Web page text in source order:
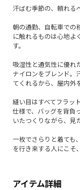
アイテム詳細
汗ばむ季節の、頼れる
朝の通勤、自転車での
に触れるものは心地よ
す。
吸湿性と通気性に優れ
ナイロンをブレンド。
てくれるから、屋内外
縫い目はすべてフラッ
仕様で、バッグを背負
いたつくりながら、見
一枚でさらりと着ても
を行き来する人にこそ